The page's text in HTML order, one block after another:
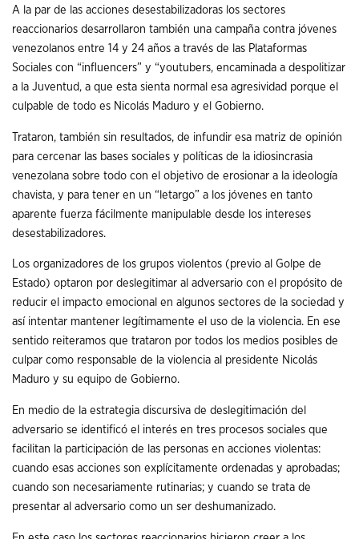
A la par de las acciones desestabilizadoras los sectores
reaccionarios desarrollaron también una campaña contra jóvenes
venezolanos entre 14 y 24 años a través de las Plataformas
Sociales con “influencers” y “youtubers, encaminada a despolitizar
a la Juventud, a que esta sienta normal esa agresividad porque el
culpable de todo es Nicolás Maduro y el Gobierno.
Trataron, también sin resultados, de infundir esa matriz de opinión
para cercenar las bases sociales y políticas de la idiosincrasia
venezolana sobre todo con el objetivo de erosionar a la ideología
chavista, y para tener en un “letargo” a los jóvenes en tanto
aparente fuerza fácilmente manipulable desde los intereses
desestabilizadores.
Los organizadores de los grupos violentos (previo al Golpe de
Estado) optaron por deslegitimar al adversario con el propósito de
reducir el impacto emocional en algunos sectores de la sociedad y
así intentar mantener legítimamente el uso de la violencia. En ese
sentido reiteramos que trataron por todos los medios posibles de
culpar como responsable de la violencia al presidente Nicolás
Maduro y su equipo de Gobierno.
En medio de la estrategia discursiva de deslegitimación del
adversario se identificó el interés en tres procesos sociales que
facilitan la participación de las personas en acciones violentas:
cuando esas acciones son explícitamente ordenadas y aprobadas;
cuando son necesariamente rutinarias; y cuando se trata de
presentar al adversario como un ser deshumanizado.